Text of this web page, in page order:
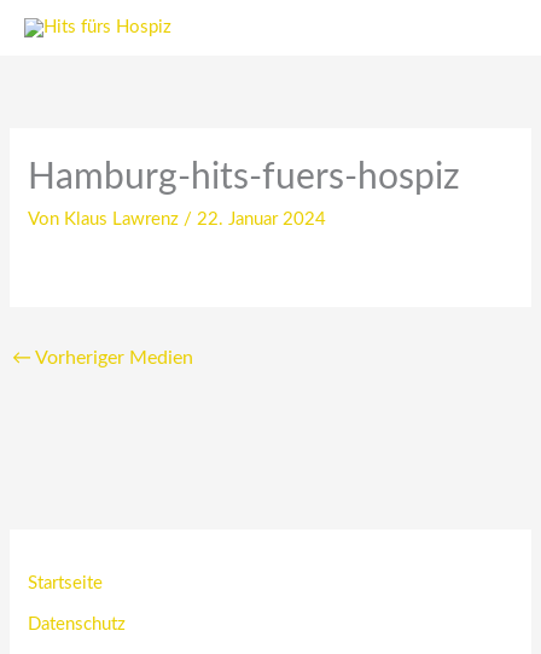
Zum
Hamburg-hits-fuers-hospiz
Von Klaus Lawrenz / 22. Januar 2024
← Vorheriger Medien
Startseite
Datenschutz